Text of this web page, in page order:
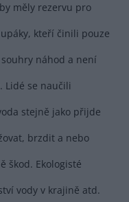
měly rezervu pro
kteří činili pouze
náhod a není
Lidé se naučili
stejně jako přijde
brzdit a nebo
škod. Ekologisté
vody v krajině atd.